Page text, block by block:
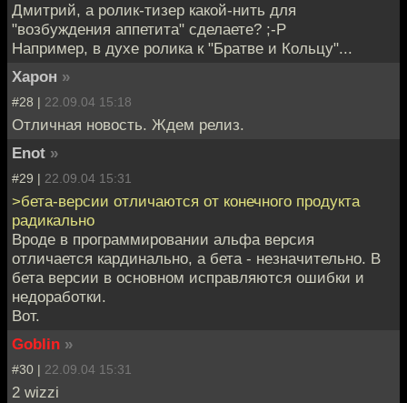
Дмитрий, а ролик-тизер какой-нить для
"возбуждения аппетита" сделаете? ;-Р
Например, в духе ролика к "Братве и Кольцу"...
Харон »
#28 | 22.09.04 15:18
Отличная новость. Ждем релиз.
Enot »
#29 | 22.09.04 15:31
>бета-версии отличаются от конечного продукта
радикально
Вроде в программировании альфа версия
отличается кардинально, а бета - незначительно. В
бета версии в основном исправляются ошибки и
недоработки.
Вот.
Goblin »
#30 | 22.09.04 15:31
2 wizzi